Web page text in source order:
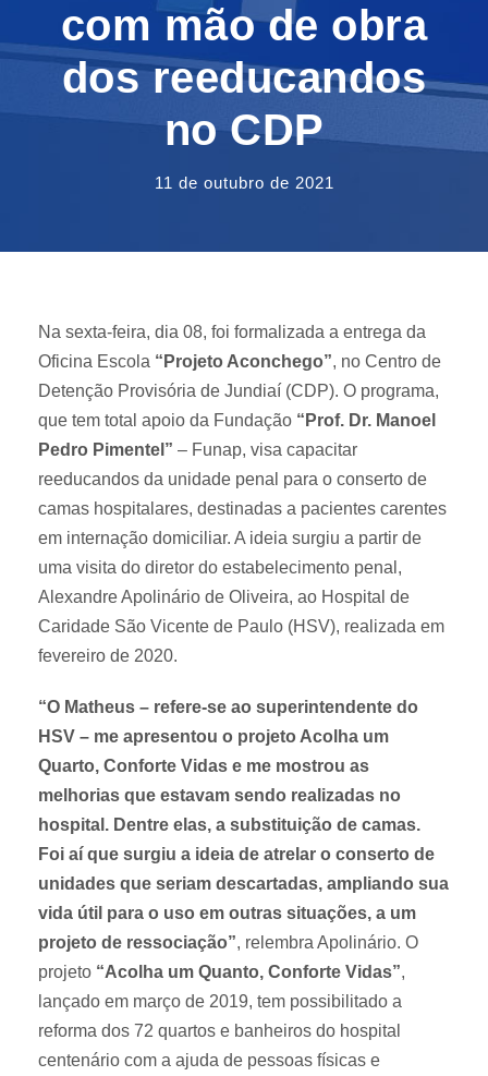
com mão de obra
dos reeducandos
no CDP
11 de outubro de 2021
Na sexta-feira, dia 08, foi formalizada a entrega da
Oficina Escola “Projeto Aconchego”, no Centro de
Detenção Provisória de Jundiaí (CDP). O programa,
que tem total apoio da Fundação “Prof. Dr. Manoel
Pedro Pimentel” – Funap, visa capacitar
reeducandos da unidade penal para o conserto de
camas hospitalares, destinadas a pacientes carentes
em internação domiciliar. A ideia surgiu a partir de
uma visita do diretor do estabelecimento penal,
Alexandre Apolinário de Oliveira, ao Hospital de
Caridade São Vicente de Paulo (HSV), realizada em
fevereiro de 2020.
“O Matheus – refere-se ao superintendente do
HSV – me apresentou o projeto Acolha um
Quarto, Conforte Vidas e me mostrou as
melhorias que estavam sendo realizadas no
hospital. Dentre elas, a substituição de camas.
Foi aí que surgiu a ideia de atrelar o conserto de
unidades que seriam descartadas, ampliando sua
vida útil para o uso em outras situações, a um
projeto de ressociação”, relembra Apolinário. O
projeto “Acolha um Quanto, Conforte Vidas”,
lançado em março de 2019, tem possibilitado a
reforma dos 72 quartos e banheiros do hospital
centenário com a ajuda de pessoas físicas e